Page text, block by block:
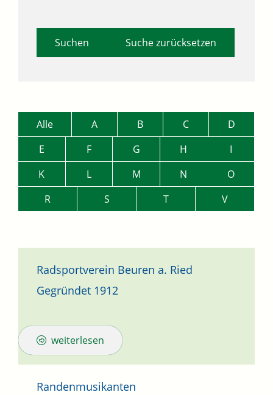
Suche zurücksetzen
Alle A B C
D
E
F G H
I
K
L M N
O
R
S T V
Radsportverein Beuren a. Ried
Gegründet 1912
weiterlesen
Randenmusikanten